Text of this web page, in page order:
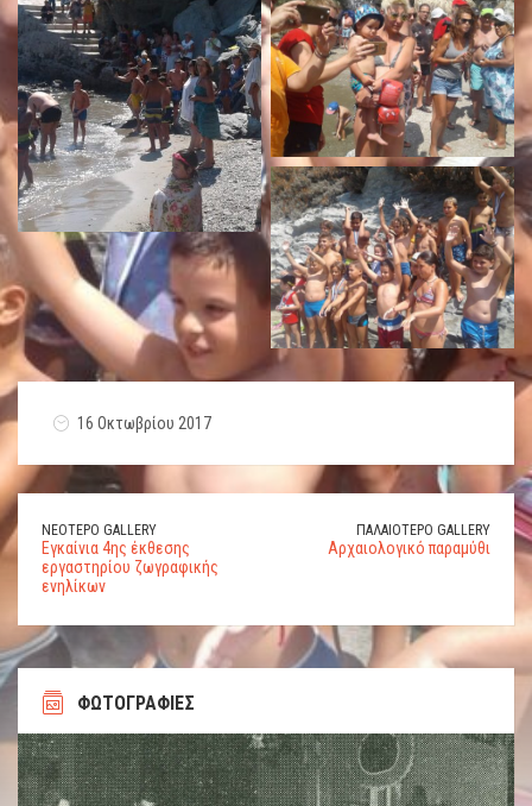
16 Οκτωβρίου 2017
ΝΕΌΤΕΡΟ GALLERY
Εγκαίνια 4ης έκθεσης
εργαστηρίου ζωγραφικής
ενηλίκων
ΠΑΛΑΙΌΤΕΡΟ GALLERY
Αρχαιολογικό παραμύθι
ΦΩΤΟΓΡΑΦΙΕΣ